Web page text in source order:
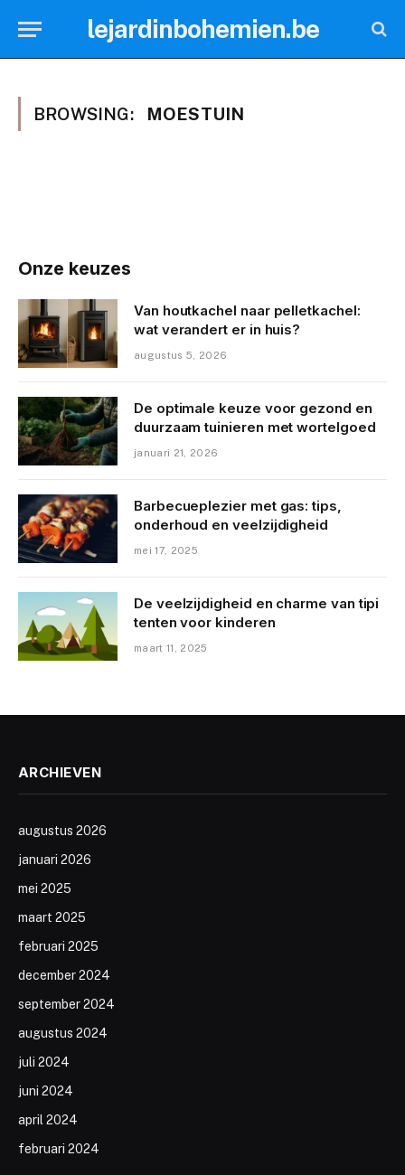
lejardinbohemien.be
BROWSING: MOESTUIN
Onze keuzes
Van houtkachel naar pelletkachel:
wat verandert er in huis?
augustus 5, 2026
De optimale keuze voor gezond en
duurzaam tuinieren met wortelgoed
januari 21, 2026
Barbecueplezier met gas: tips,
onderhoud en veelzijdigheid
mei 17, 2025
De veelzijdigheid en charme van tipi
tenten voor kinderen
maart 11, 2025
ARCHIEVEN
augustus 2026
januari 2026
mei 2025
maart 2025
februari 2025
december 2024
september 2024
augustus 2024
juli 2024
juni 2024
april 2024
februari 2024